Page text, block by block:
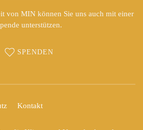
von MIN können Sie uns auch mit einer
unterstützen.
SPENDEN
Kontakt